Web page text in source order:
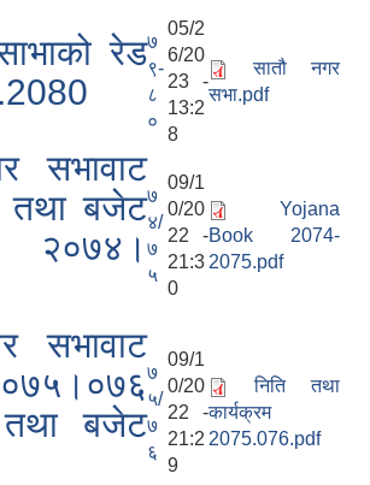
रेड७
९-
८
०
05/2
6/20
23 -
13:2
8
सातौ नगर
सभा.pdf
सभावाट
तथा बजेट
२०७४।
७
४/
७
५
09/1
0/20
22 -
21:3
0
Yojana
Book 2074-
2075.pdf
सभावाट
बजेट
७
५/
७
६
09/1
0/20
22 -
21:2
9
निति तथा
कार्यक्रम
2075.076.pdf